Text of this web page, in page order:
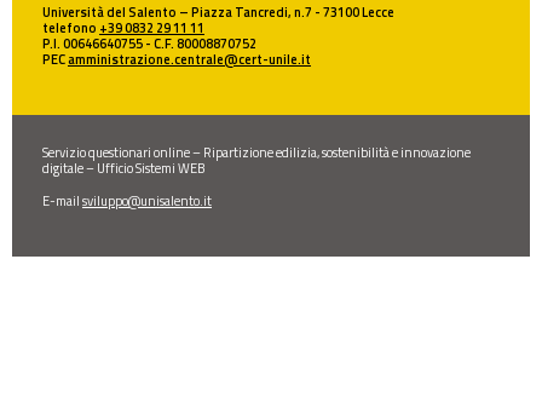
Università del Salento – Piazza Tancredi, n.7 - 73100 Lecce
telefono +39 0832 29 11 11
P.I. 00646640755 - C.F. 80008870752
PECamministrazione.centrale@cert-unile.it
Servizio questionari online – Ripartizione edilizia, sostenibilità e innovazione
digitale – Ufficio Sistemi WEB
E-mailsviluppo@unisalento.it